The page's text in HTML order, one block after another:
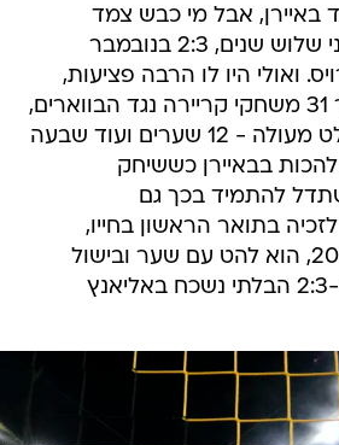
באיירן, אבל מי כבש צמד
בניצחון האחרון לפני שלוש שנים, 2:3 בנובמבר
רויס. ואולי היו לו הרבה פציעות,
אבל הוא סופר כבר 31 משחקי קריירה נגד הבווארים,
ומאזנו האישי בהחלט מעולה - 12 שערים ועוד שבעה
בבאיירן כששיחק
להתמיד בכך גם
בתואר הראשון בחייו,
הגביע הגרמני ב-2017, הוא להט עם שער ובישול
לעוסמאן דמבלה ב-2:3 הבלתי נשכח באליאנץ